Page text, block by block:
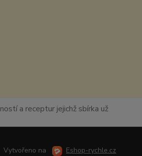
a receptur jejichž sbírka už
Vytvořeno na Eshop-rychle.cz